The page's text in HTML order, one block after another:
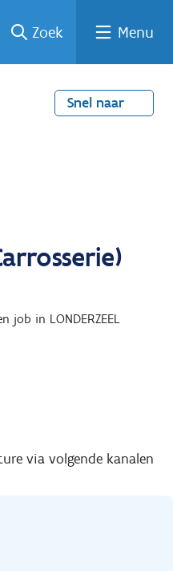
Zoek Menu
Snel naar
job in LONDERZEEL
via volgende kanalen